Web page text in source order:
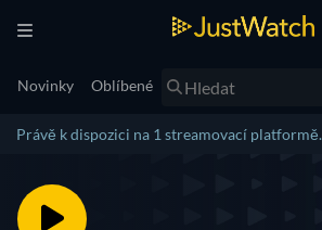
Novinky Oblíbené
Právě k dispozici na 1 streamovací platformě.